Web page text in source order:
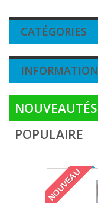
CATÉGORIES
INFORMATION
NOUVEAUTÉS
POPULAIRE
NOUVEAU